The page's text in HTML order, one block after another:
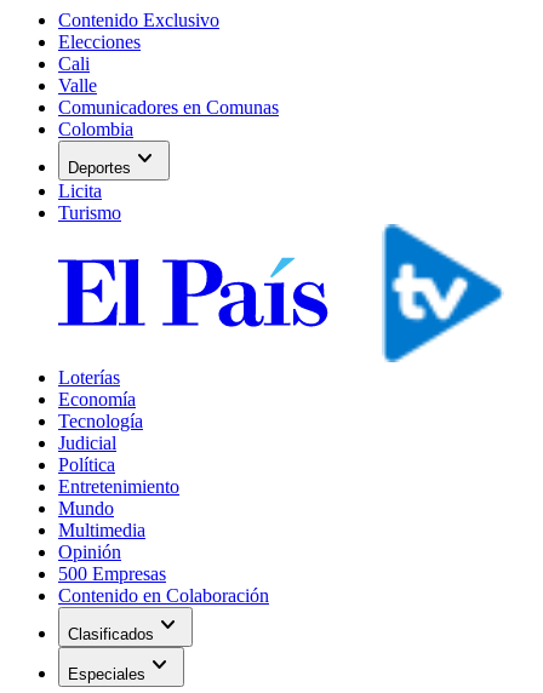
Contenido Exclusivo
Elecciones
Cali
Valle
Comunicadores en Comunas
Colombia
Deportes expand_more
Licita
Turismo
Loterías
Economía
Tecnología
Judicial
Política
Entretenimiento
Mundo
Multimedia
Opinión
500 Empresas
Contenido en Colaboración
Clasificados expand_more
Especiales expand_more